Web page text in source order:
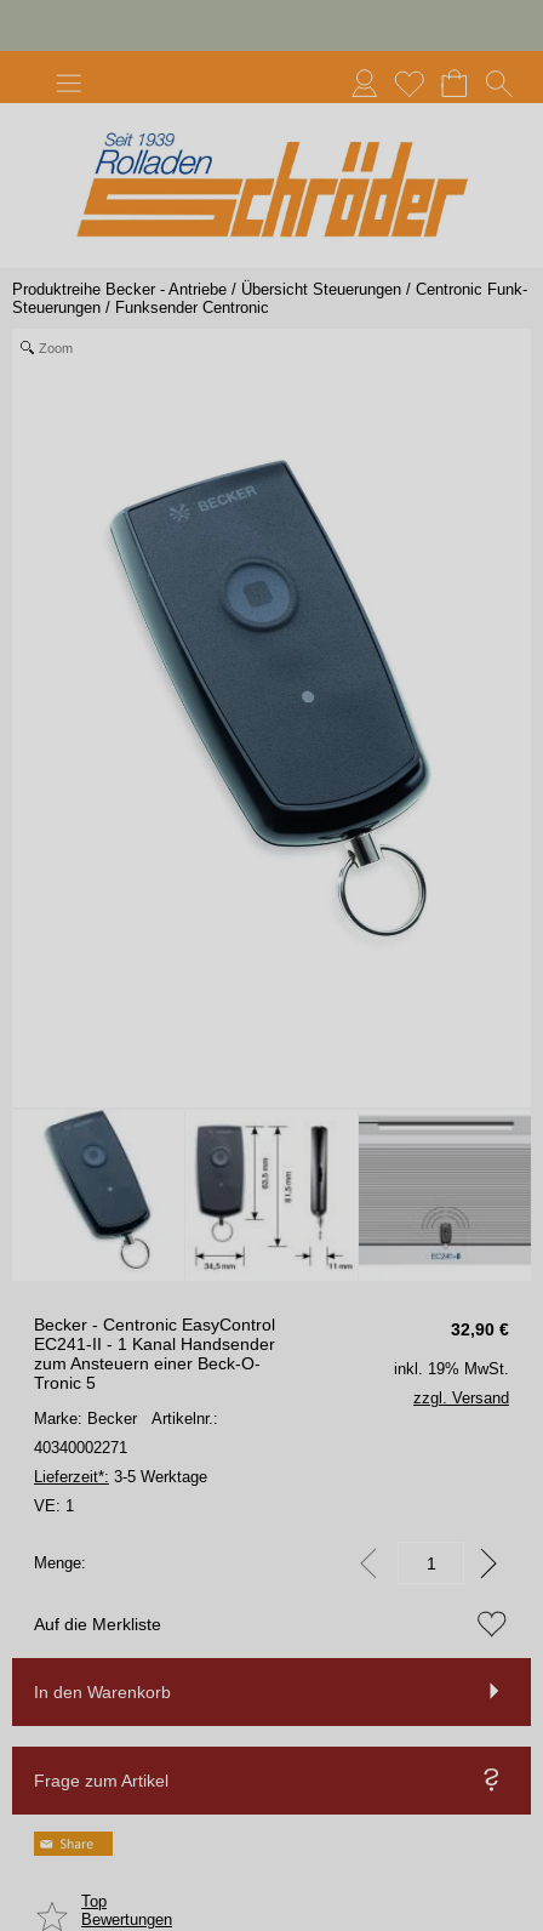
Produktreihe Becker - Antriebe / Übersicht Steuerungen / Centronic Funk-
Steuerungen / Funksender Centronic
Zoom
32,90 €
Becker - Centronic EasyControl
EC241-II - 1 Kanal Handsender
zum Ansteuern einer Beck-O-
Tronic 5
Marke: Becker Artikelnr.:
40340002271
Lieferzeit*: 3-5 Werktage
VE: 1
inkl. 19% MwSt.
zzgl. Versand
Menge:
Auf die Merkliste
In den Warenkorb
Frage zum Artikel
Top
Bewertungen